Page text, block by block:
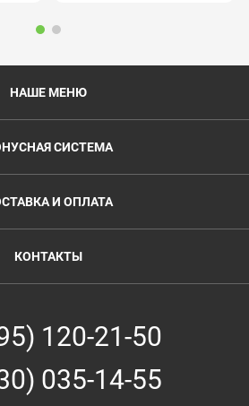
НАШЕ МЕНЮ
СИСТЕМА
И ОПЛАТА
КОНТАКТЫ
120-21-50
035-14-55